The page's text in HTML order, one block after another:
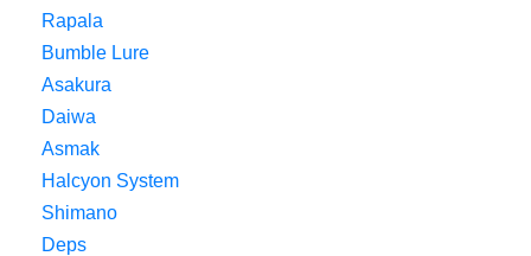
Rapala
Bumble Lure
Asakura
Daiwa
Asmak
Halcyon System
Shimano
Deps